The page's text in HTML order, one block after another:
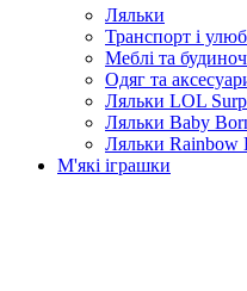
Ляльки
Транспорт і
Меблі та
Одяг та
Ляльки LOL
Ляльки Baby
Ляльки Rainbow
М'які іграшки